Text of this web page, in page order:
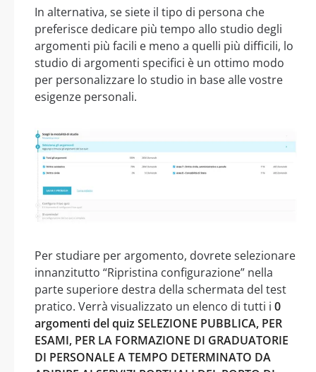
In alternativa, se siete il tipo di persona che
preferisce dedicare più tempo allo studio degli
argomenti più facili e meno a quelli più difficili, lo
studio di argomenti specifici è un ottimo modo
per personalizzare lo studio in base alle vostre
esigenze personali.
Per studiare per argomento, dovrete selezionare
innanzitutto “Ripristina configurazione” nella
parte superiore destra della schermata del test
pratico. Verrà visualizzato un elenco di tutti i 0
argomenti del quiz SELEZIONE PUBBLICA, PER
ESAMI, PER LA FORMAZIONE DI GRADUATORIE
DI PERSONALE A TEMPO DETERMINATO DA